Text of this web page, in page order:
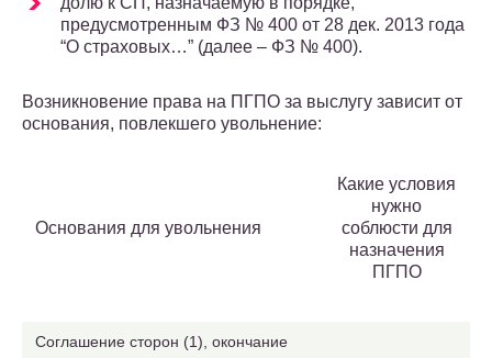
предусмотренным ФЗ № 400 от 28 дек. 2013 года
“О страховых…” (далее – ФЗ № 400).
Возникновение права на ПГПО за выслугу зависит от
основания, повлекшего увольнение:
Основания для увольнения
Какие условия
нужно
соблюсти для
назначения
ПГПО
Соглашение сторон (1), окончание